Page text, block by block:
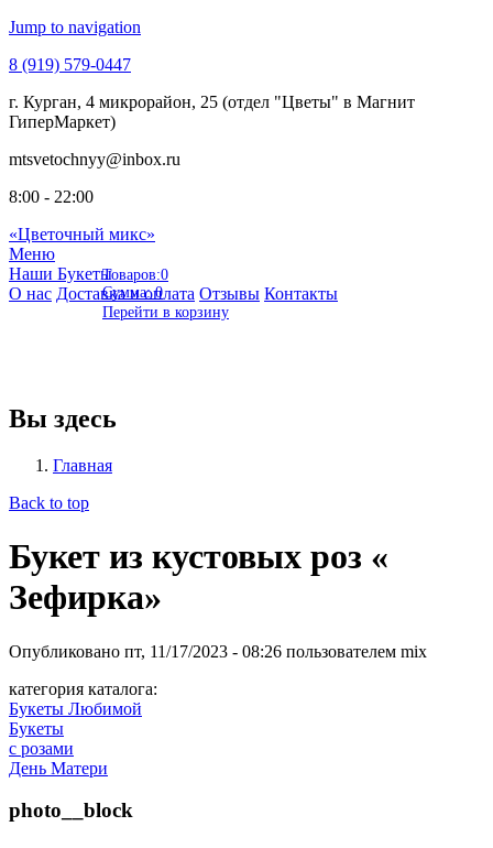
Jump to navigation
8 (919) 579-0447
г. Курган, 4 микрорайон, 25 (отдел "Цветы" в Магнит
ГиперМаркет)
mtsvetochnyy@inbox.ru
8:00 - 22:00
«Цветочный микс»
Меню
Наши Букеты
О нас Доставка и оплата Отзывы Контакты
Товаров:0
Сумма:0
Перейти в корзину
Вы здесь
Главная
Back to top
Букет из кустовых роз «
Зефирка»
Опубликовано пт, 11/17/2023 - 08:26 пользователем mix
категория каталога:
Букеты Любимой
Букеты
с розами
День Матери
photo__block